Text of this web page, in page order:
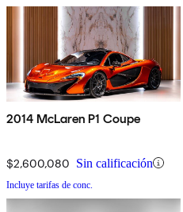
2014 McLaren P1 Coupe
$2,600,080 Sin calificación
Incluye tarifas de conc.